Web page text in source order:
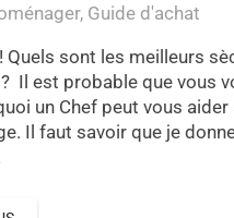
, Guide d'achat
! Quels sont les meilleurs
Il est probable que vous
un Chef peut vous
Il faut savoir que je